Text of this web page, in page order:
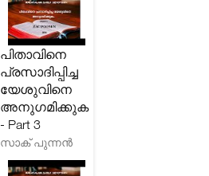
പിതാവിനെ
പ്രസാദിപ്പിച്ച
യേശുവിനെ
അനുഗമിക്കുക
- Part 3
സാക് പുന്നൻ